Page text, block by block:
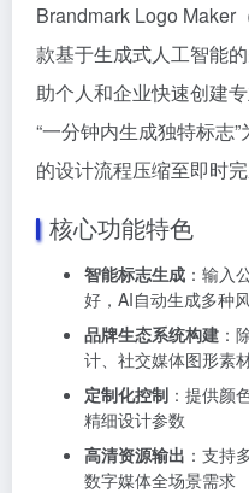
Brandmark Logo Maker
款基于生成式人工智能
助个人和企业快速创建
“一分钟内生成独特标志
的设计流程压缩至即时
核心功能特色
智能标志生成 ：输入
好，AI自动生成多种
品牌生态系统构建 ：
计、社交媒体图形素
定制化控制 ：提供颜
精细设计参数
高清资源输出 ：支持
数字媒体全场景需求